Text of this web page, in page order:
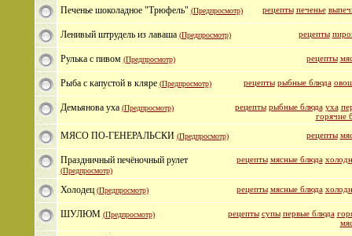
рецепты печенье
Печенье шоколадное "Трюфель" (Предпросмотр)
рецепты
Ленивый штрудель из лаваша (Предпросмотр)
рецепты
Рулька с пивом (Предпросмотр)
рецепты рыбные блюда
Рыба с капустой в кляре (Предпросмотр)
рецепты рыбные блюда уха
горячие
Демьянова уха (Предпросмотр)
рецепты
МЯСО ПО-ГЕНЕРАЛЬСКИ (Предпросмотр)
рецепты мясные блюда
Праздничный печёночный рулет
(Предпросмотр)
рецепты мясные блюда
Холодец (Предпросмотр)
рецепты супы первые блюда
ШУЛЮМ (Предпросмотр)